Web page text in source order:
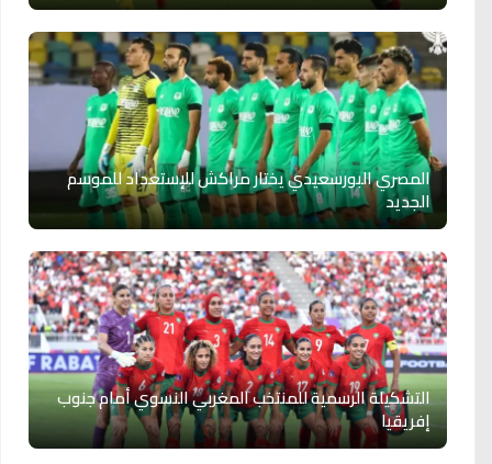
المصري البورسعيدي يختار مراكش للإستعداد للموسم
الجديد
التشكيلة الرسمية للمنتخب المغربي النسوي أمام جنوب
إفريقيا